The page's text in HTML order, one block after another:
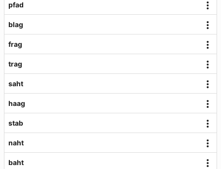
pfad
blag
frag
trag
saht
haag
stab
naht
baht